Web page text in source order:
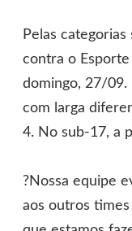
Pelas
contra o
domingo, 27/09.
com larga
4. No sub-17, a
?Nossa equipe
aos outros